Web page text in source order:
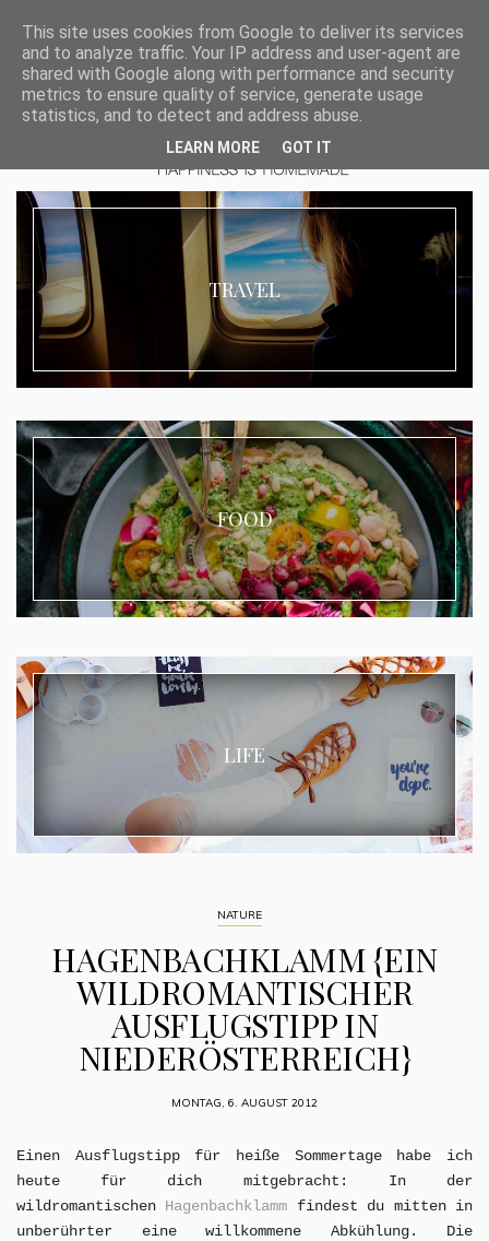
TRAVEL
FOOD
LIFE
NATURE
HAGENBACHKLAMM {EIN
WILDROMANTISCHER
AUSFLUGSTIPP IN
NIEDERÖSTERREICH}
MONTAG, 6. AUGUST 2012
Einen Ausflugstipp für heiße Sommertage habe ich
heute für dich mitgebracht: In der
wildromantischen Hagenbachklamm findest du mitten in
unberührter eine willkommene Abkühlung. Die
This site uses cookies from Google to deliver its services
and to analyze traffic. Your IP address and user-agent are
shared with Google along with performance and security
metrics to ensure quality of service, generate usage
statistics, and to detect and address abuse.
LEARN MORE GOT IT